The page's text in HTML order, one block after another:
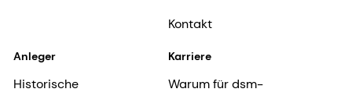
Kontakt
Anleger
Historische
Karriere
Warum für dsm-